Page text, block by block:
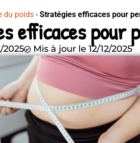
du poids-Stratégies efficaces pour
efficaces pour
2025 Mis à jour le 12/12/2025